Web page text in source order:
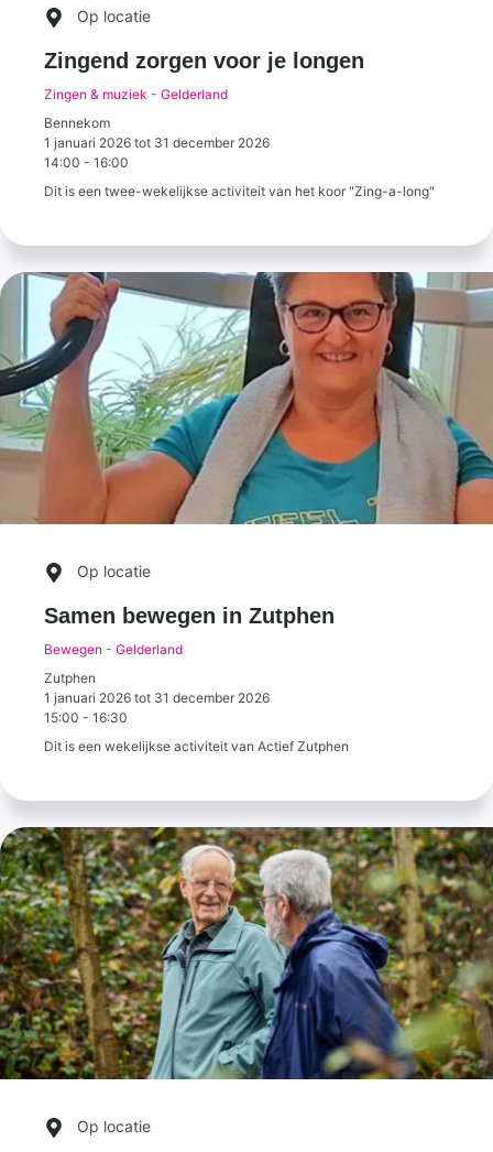
Op locatie
Zingend zorgen voor je longen
Zingen & muziek - Gelderland
Bennekom
1 januari 2026 tot 31 december 2026
14:00 - 16:00
Dit is een twee-wekelijkse activiteit van het koor "Zing-a-long"
Op locatie
Samen bewegen in Zutphen
Bewegen - Gelderland
Zutphen
1 januari 2026 tot 31 december 2026
15:00 - 16:30
Dit is een wekelijkse activiteit van Actief Zutphen
Op locatie